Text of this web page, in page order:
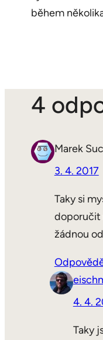
během
4
Marek
3. 4. 2017
Taky si
doporučit
žádnou
4. 4.
Taky